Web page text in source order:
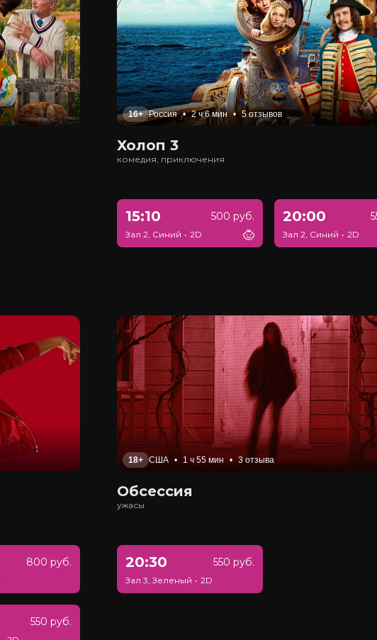
16+ Россия • 2 ч 6 мин • 5 отзывов
Холоп 3
комедия, приключения
15:10 500 руб.
Зал 2, Синий • 2D
20:00
Зал 2, Синий • 2D
800 руб.
550 руб.
18+ США • 1 ч 55 мин • 3 отзыва
Обсессия
ужасы
20:30 550 руб.
Зал 3, Зеленый • 2D